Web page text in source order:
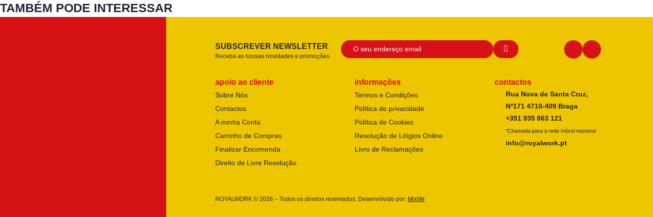
TAMBÉM PODE INTERESSAR
SUBSCREVER NEWSLETTER
Receba as nossas novidades e promoções
apoio ao cliente
Sobre Nós
Contactos
A minha Conta
Carrinho de Compras
Finalizar Encomenda
Direito de Livre Resolução
informações
Termos e Condições
Política de privacidade
Política de Cookies
Resolução de Litígios Online
Livro de Reclamações
contactos
Rua Nova de Santa Cruz,
Nº171 4710-409 Braga
+351 935 863 121
*Chamada para a rede móvel nacional
info@royalwork.pt
ROYALWORK © 2026 – Todos os direitos reservados. Desenvolvido por: Mixlife